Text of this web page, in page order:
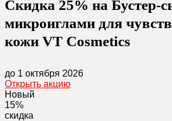
Скидка 25% на Бустер-
микроиглами для
кожи VT Cosmetics
до 1 октября 2026
Открыть акцию
Новый
15%
скидка